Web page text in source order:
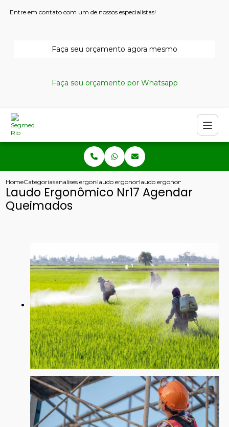
Entre em contato com um de nossos especialistas!
Faça seu orçamento agora mesmo
Faça seu orçamento por Whatsapp
HomeCategoriasanalises ergonomicaslaudo ergonomico do trabalho
laudo ergonomico nr17
Laudo Ergonômico Nr17 Agendar
Queimados